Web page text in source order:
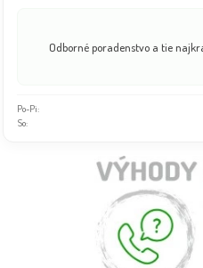
Odborné poradenstvo a tie
Po-Pi:
So: